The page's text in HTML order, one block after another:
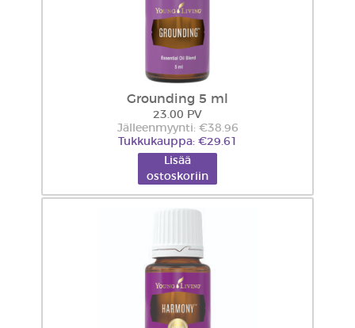
Grounding 5 ml
23.00 PV
Jälleenmyynti: €38.96
Tukkukauppa: €29.61
Lisää
ostoskoriin